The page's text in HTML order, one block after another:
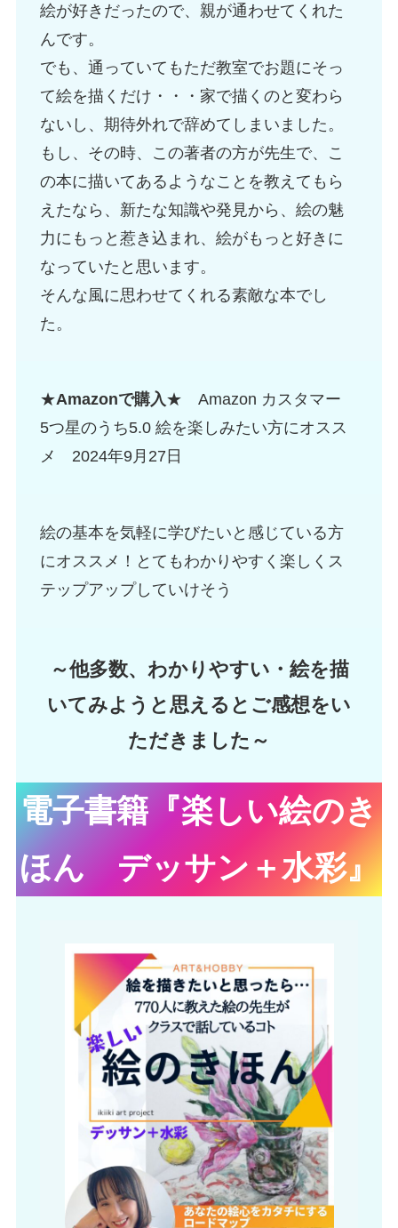
絵が好きだったので、親が通わせてくれた
んです。
でも、通っていてもただ教室でお題にそっ
て絵を描くだけ・・・家で描くのと変わら
ないし、期待外れで辞めてしまいました。
もし、その時、この著者の方が先生で、こ
の本に描いてあるようなことを教えてもら
えたなら、新たな知識や発見から、絵の魅
力にもっと惹き込まれ、絵がもっと好きに
なっていたと思います。
そんな風に思わせてくれる素敵な本でし
た。
★Amazonで購入★ Amazon カスタマー
5つ星のうち5.0 絵を楽しみたい方にオスス
メ 2024年9月27日
絵の基本を気軽に学びたいと感じている方
にオススメ！とてもわかりやすく楽しくス
テップアップしていけそう
～他多数、 わかりやすい・絵を描
いてみようと思えるとご感想をい
ただきました～
電子書籍『楽しい絵のき
ほん デッサン＋水彩』